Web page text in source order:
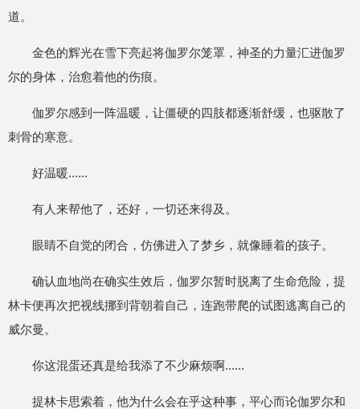
道。
金色的辉光在雪下亮起将伽罗尔笼罩，神圣的力量汇进伽罗
尔的身体，治愈着他的伤痕。
伽罗尔感到一阵温暖，让僵硬的四肢都逐渐舒缓，也驱散了
刺骨的寒意。
好温暖......
有人来帮他了，还好，一切还来得及。
眼睛不自觉的闭合，仿佛进入了梦乡，就像睡着的孩子。
确认血地尚在确实生效后，伽罗尔暂时脱离了生命危险，提
林卡便再次把视线挪到背朝着自己，连跑带爬的试图逃离自己的
威尔曼。
你这混蛋还真是给我添了不少麻烦啊......
提林卡思索着，他为什么会在乎这种事，平心而论伽罗尔和